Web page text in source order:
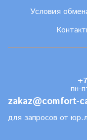
Условия
пн-
zakaz@comfort-
для запросов от